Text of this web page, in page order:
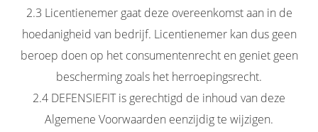
2.3 Licentienemer gaat deze overeenkomst aan in de
hoedanigheid van bedrijf. Licentienemer kan dus geen
beroep doen op het consumentenrecht en geniet geen
bescherming zoals het herroepingsrecht.
2.4 DEFENSIEFIT is gerechtigd de inhoud van deze
Algemene Voorwaarden eenzijdig te wijzigen.